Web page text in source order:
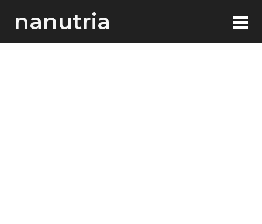
nanutria